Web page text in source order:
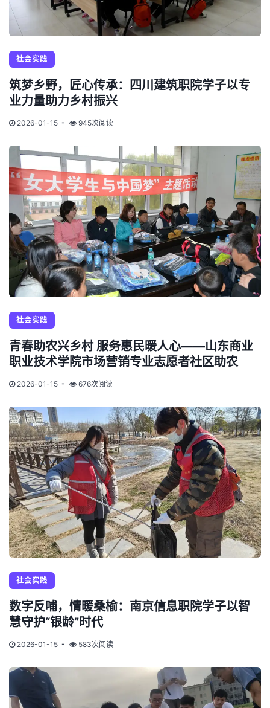
社会实践
筑梦乡野，匠心传承：四川建筑职院学子以专
业力量助力乡村振兴
2026-01-15 945次阅读
社会实践
青春助农兴乡村 服务惠民暖人心——山东商业
职业技术学院市场营销专业志愿者社区助农
2026-01-15 676次阅读
社会实践
数字反哺，情暖桑榆：南京信息职院学子以智
慧守护“银龄”时代
2026-01-15 583次阅读